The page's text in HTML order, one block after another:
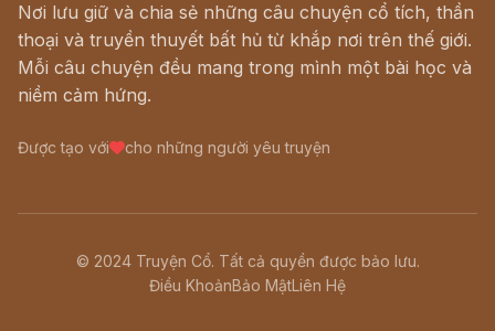
Nơi lưu giữ và chia sẻ những câu chuyện cổ tích, thần
thoại và truyền thuyết bất hủ từ khắp nơi trên thế giới.
Mỗi câu chuyện đều mang trong mình một bài học và
niềm cảm hứng.
Được tạo với cho những người yêu truyện
© 2024 Truyện Cổ. Tất cả quyền được bảo lưu.
Điều KhoảnBảo MậtLiên Hệ